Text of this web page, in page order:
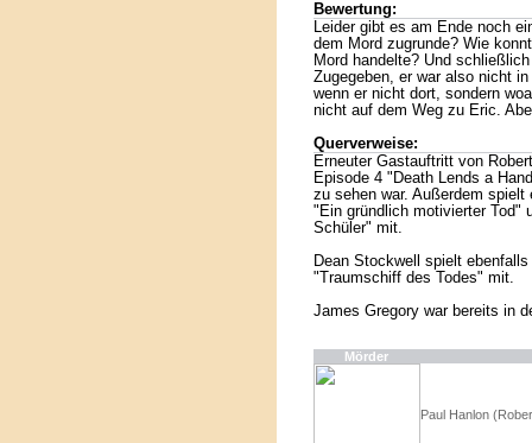
Bewertung:
Leider gibt es am Ende noch
dem Mord zugrunde? Wie
Mord handelte? Und
Zugegeben, er war also nicht
wenn er nicht dort, sondern
nicht auf dem Weg zu Eric.
Querverweise:
Erneuter Gastauftritt von
Episode 4 "Death Lends a
zu sehen war. Außerdem
"Ein gründlich motivierter Tod"
Schüler" mit.
Dean Stockwell spielt
"Traumschiff des Todes" mit.
James Gregory war bereits in
Mörder
Paul Hanlon